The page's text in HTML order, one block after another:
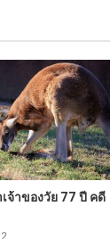
จ้าของวัย 77 ปี ​​คดี